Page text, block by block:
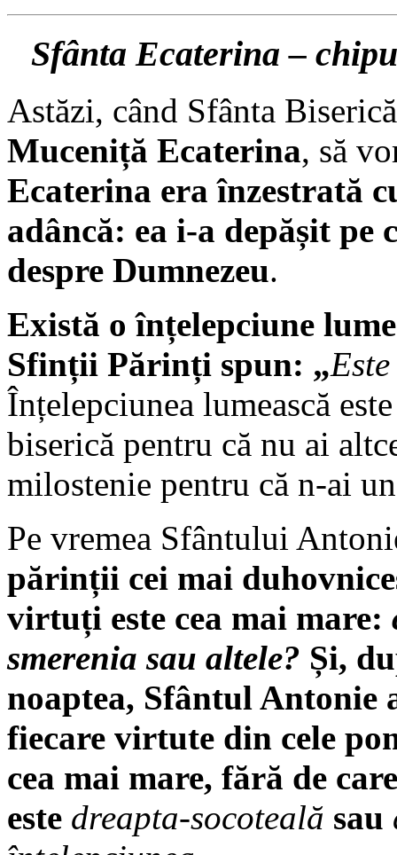
Sfânta Ecaterina –
Astăzi, când Sfânta
Muceniță Ecaterina, să
Ecaterina era înzestrată
adâncă: ea i-a depășit pe
des­pre Dumnezeu.
Există o înțelepciune
Sfinții Părinți spun: „
Înțelepciunea lumească
biserică pentru că nu ai
milostenie pentru că n-ai
Pe vremea Sfântului
părinții cei mai
virtuți este cea mai mare:
smerenia sau altele? Și,
noaptea, Sfântul Antonie
fiecare virtute din cele
cea mai mare, fără de
este dreapta-socoteală sau